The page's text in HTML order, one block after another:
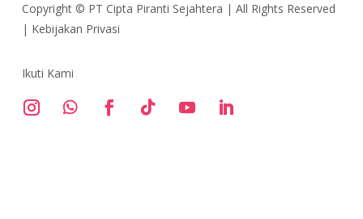
Copyright © PT Cipta Piranti Sejahtera | All Rights Reserved
| Kebijakan Privasi
Ikuti Kami